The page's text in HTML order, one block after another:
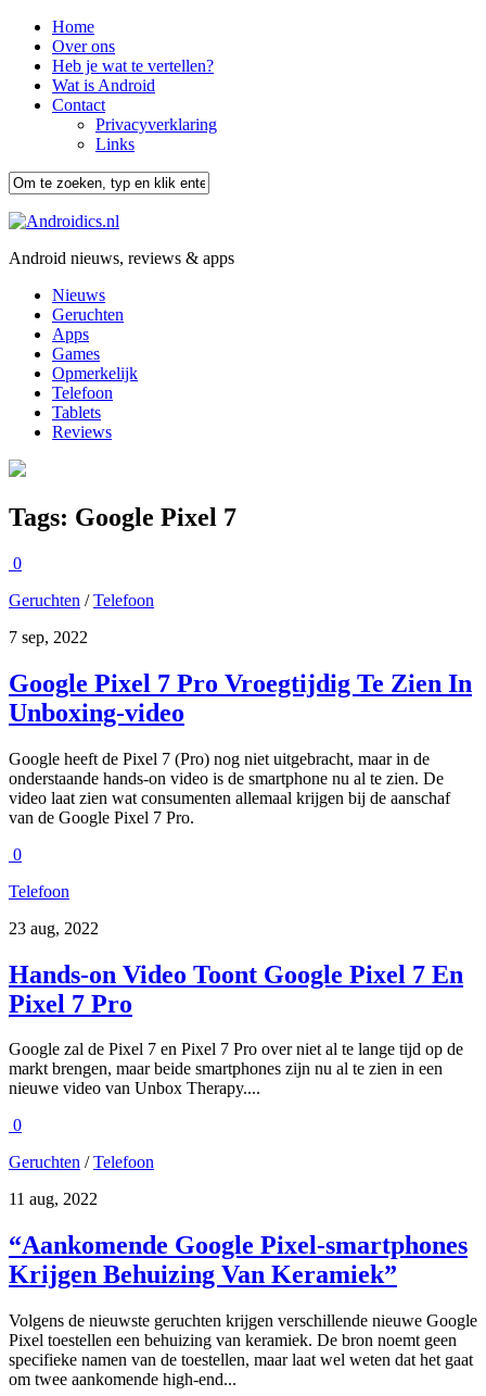
Home
Over ons
Heb je wat te vertellen?
Wat is Android
Contact
Privacyverklaring
Links
Android nieuws, reviews & apps
Nieuws
Geruchten
Apps
Games
Opmerkelijk
Telefoon
Tablets
Reviews
Tags: Google Pixel 7
0
Geruchten /Telefoon
7 sep, 2022
Google Pixel 7 Pro Vroegtijdig Te Zien In
Unboxing-video
Google heeft de Pixel 7 (Pro) nog niet uitgebracht, maar in de
onderstaande hands-on video is de smartphone nu al te zien. De
video laat zien wat consumenten allemaal krijgen bij de aanschaf
van de Google Pixel 7 Pro.
0
Telefoon
23 aug, 2022
Hands-on Video Toont Google Pixel 7 En
Pixel 7 Pro
Google zal de Pixel 7 en Pixel 7 Pro over niet al te lange tijd op de
markt brengen, maar beide smartphones zijn nu al te zien in een
nieuwe video van Unbox Therapy....
0
Geruchten /Telefoon
11 aug, 2022
“Aankomende Google Pixel-smartphones
Krijgen Behuizing Van Keramiek”
Volgens de nieuwste geruchten krijgen verschillende nieuwe Google
Pixel toestellen een behuizing van keramiek. De bron noemt geen
specifieke namen van de toestellen, maar laat wel weten dat het gaat
om twee aankomende high-end...